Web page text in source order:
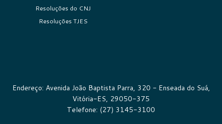
Resoluções do CNJ
Resoluções TJES
Endereço: Avenida João Baptista Parra, 320 - Enseada do Suá,
Vitória-ES, 29050-375
Telefone: (27) 3145-3100